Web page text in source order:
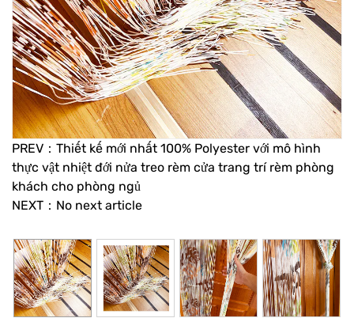
PREV：Thiết kế mới nhất 100% Polyester với mô hình
thực vật nhiệt đới nửa treo rèm cửa trang trí rèm phòng
khách cho phòng ngủ
NEXT：No next article